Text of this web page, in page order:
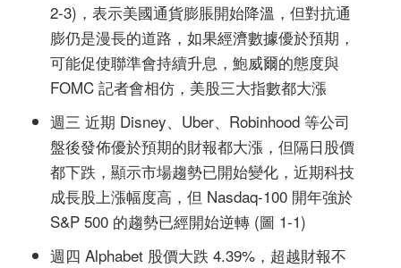
2-3)，表示美國通貨膨脹開始降溫，但對抗通
膨仍是漫長的道路，如果經濟數據優於預期，
可能促使聯準會持續升息，鮑威爾的態度與
FOMC 記者會相仿，美股三大指數都大漲
週三 近期 Disney、Uber、Robinhood 等公司
盤後發佈優於預期的財報都大漲，但隔日股價
都下跌，顯示市場趨勢已開始變化，近期科技
成長股上漲幅度高，但 Nasdaq-100 開年強於
S&P 500 的趨勢已經開始逆轉 (圖 1-1)
週四 Alphabet 股價大跌 4.39%，超越財報不